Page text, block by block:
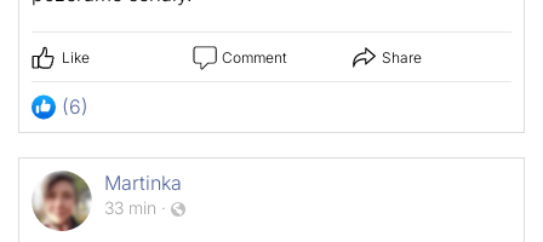
Like Comment Share
(6)
Martinka
33 min ·